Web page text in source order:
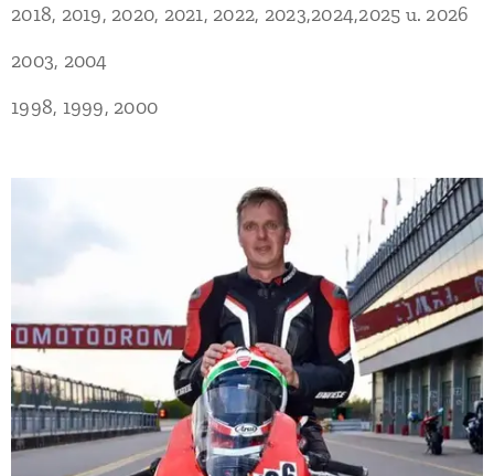
2018, 2019, 2020, 2021, 2022, 2023,2024,2025 u. 2026
2003, 2004
1998, 1999, 2000